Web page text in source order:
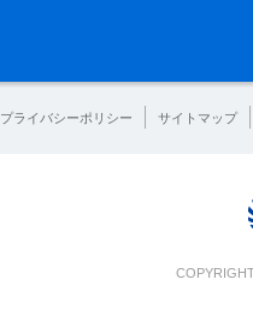
プライバシーポリシー サイトマップ